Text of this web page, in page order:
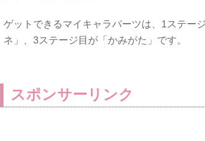
ゲットできるマイキャラパーツは、1ステー
ネ」、3ステージ目が「かみがた」です。
スポンサーリンク